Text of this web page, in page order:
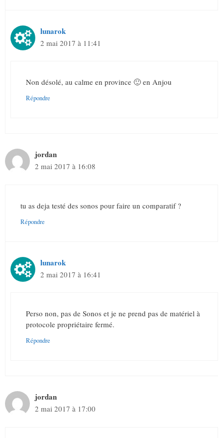
lunarok
2 mai 2017 à 11:41
Non désolé, au calme en province 🙂 en Anjou
Répondre
jordan
2 mai 2017 à 16:08
tu as deja testé des sonos pour faire un comparatif ?
Répondre
lunarok
2 mai 2017 à 16:41
Perso non, pas de Sonos et je ne prend pas de matériel à
protocole propriétaire fermé.
Répondre
jordan
2 mai 2017 à 17:00